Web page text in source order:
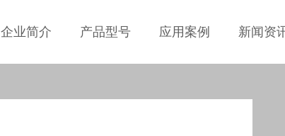
企业简介 产品型号 应用案例 新闻资